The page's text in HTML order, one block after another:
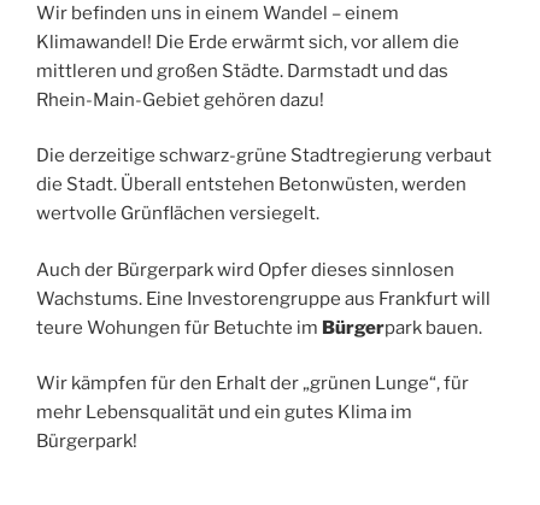
Wir befinden uns in einem Wandel – einem
Klimawandel! Die Erde erwärmt sich, vor allem die
mittleren und großen Städte. Darmstadt und das
Rhein-Main-Gebiet gehören dazu!
Die derzeitige schwarz-grüne Stadtregierung verbaut
die Stadt. Überall entstehen Betonwüsten, werden
wertvolle Grünflächen versiegelt.
Auch der Bürgerpark wird Opfer dieses sinnlosen
Wachstums. Eine Investorengruppe aus Frankfurt will
teure Wohungen für Betuchte im Bürgerpark bauen.
Wir kämpfen für den Erhalt der „grünen Lunge“, für
mehr Lebensqualität und ein gutes Klima im
Bürgerpark!